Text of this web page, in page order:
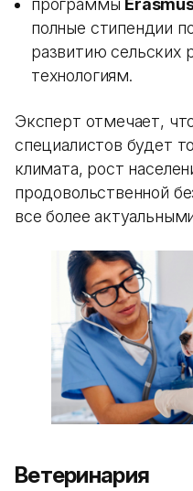
программы
полные стипендии
развитию сельских
технологиям.
Эксперт отмечает,
специалистов будет
климата, рост
продовольственной
все более
Ветеринария